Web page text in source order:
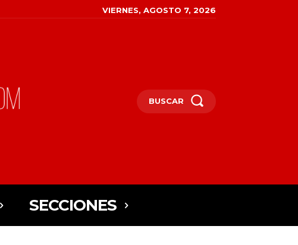
VIERNES, AGOSTO 7, 2026
BUSCAR
SECCIONES